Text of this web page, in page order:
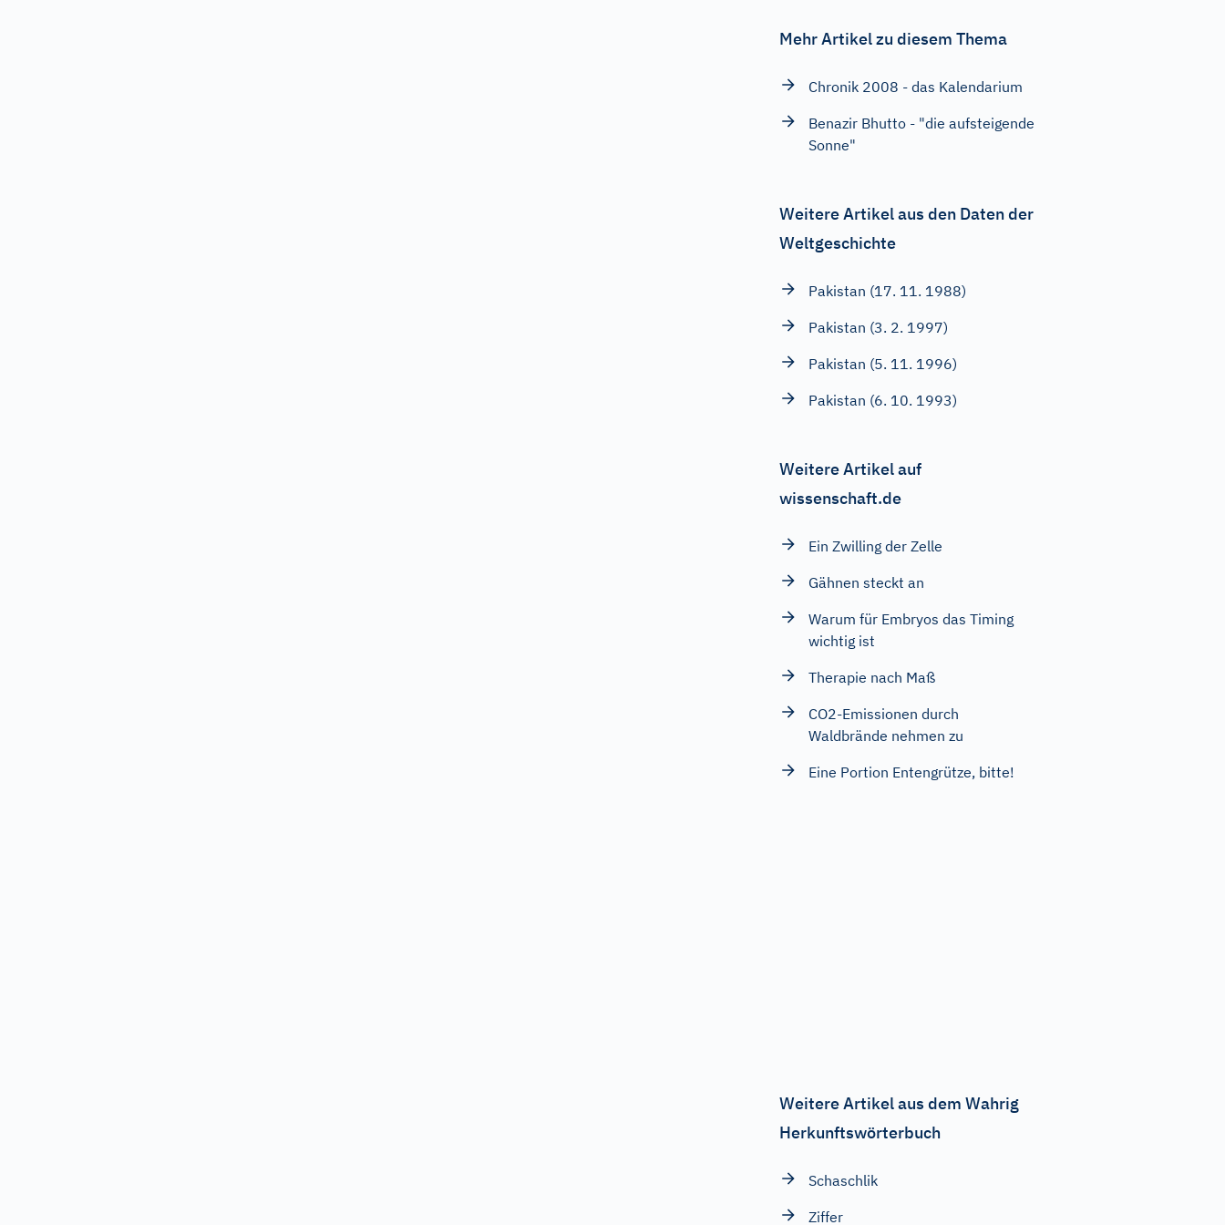
Mehr Artikel zu diesem Thema
Chronik 2008 - das Kalendarium
Benazir Bhutto - "die aufsteigende
Sonne"
Weitere Artikel aus den Daten der
Weltgeschichte
Pakistan (17. 11. 1988)
Pakistan (3. 2. 1997)
Pakistan (5. 11. 1996)
Pakistan (6. 10. 1993)
Weitere Artikel auf
wissenschaft.de
Ein Zwilling der Zelle
Gähnen steckt an
Warum für Embryos das Timing
wichtig ist
Therapie nach Maß
CO2-Emissionen durch
Waldbrände nehmen zu
Eine Portion Entengrütze, bitte!
Weitere Artikel aus dem Wahrig
Herkunftswörterbuch
Schaschlik
Ziffer